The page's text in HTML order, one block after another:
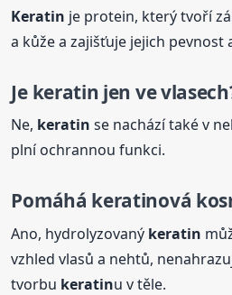
Keratin je protein, který tvoří
a kůže a zajišťuje jejich pevnost
Je keratin jen ve
Ne, keratin se nachází také v
plní ochrannou funkci.
Pomáhá keratinová
Ano, hydrolyzovaný keratin
vzhled vlasů a nehtů,
tvorbu keratinu v těle.